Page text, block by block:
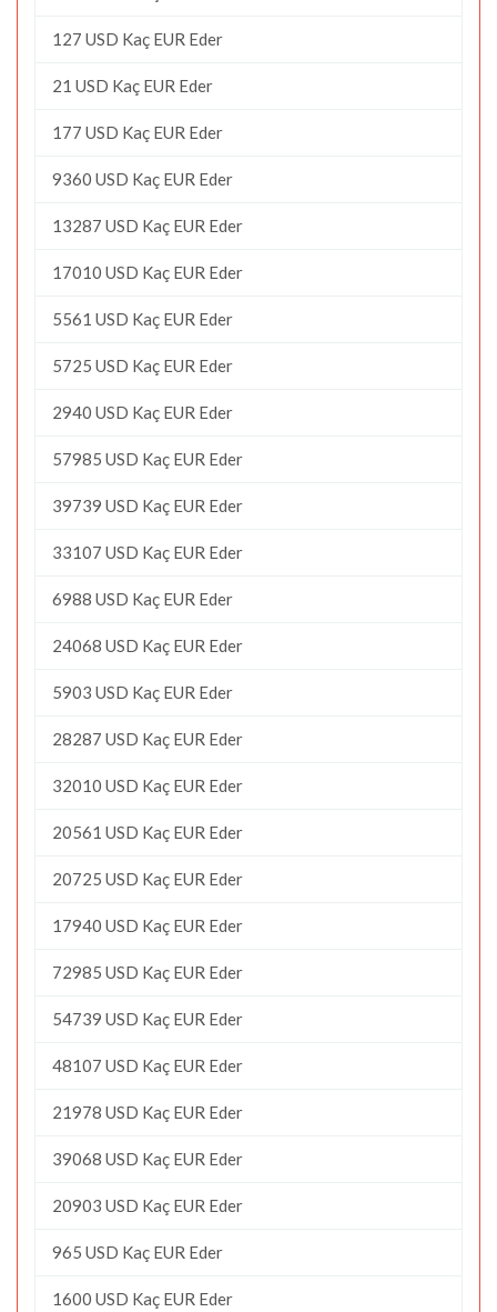
127 USD Kaç EUR Eder
21 USD Kaç EUR Eder
177 USD Kaç EUR Eder
9360 USD Kaç EUR Eder
13287 USD Kaç EUR Eder
17010 USD Kaç EUR Eder
5561 USD Kaç EUR Eder
5725 USD Kaç EUR Eder
2940 USD Kaç EUR Eder
57985 USD Kaç EUR Eder
39739 USD Kaç EUR Eder
33107 USD Kaç EUR Eder
6988 USD Kaç EUR Eder
24068 USD Kaç EUR Eder
5903 USD Kaç EUR Eder
28287 USD Kaç EUR Eder
32010 USD Kaç EUR Eder
20561 USD Kaç EUR Eder
20725 USD Kaç EUR Eder
17940 USD Kaç EUR Eder
72985 USD Kaç EUR Eder
54739 USD Kaç EUR Eder
48107 USD Kaç EUR Eder
21978 USD Kaç EUR Eder
39068 USD Kaç EUR Eder
20903 USD Kaç EUR Eder
965 USD Kaç EUR Eder
1600 USD Kaç EUR Eder